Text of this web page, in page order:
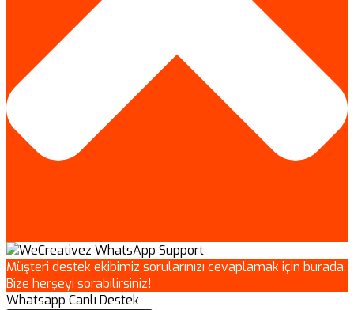
Müşteri destek ekibimiz sorularınızı cevaplamak için burada.
Bize herşeyi sorabilirsiniz!
Whatsapp Canlı Destek